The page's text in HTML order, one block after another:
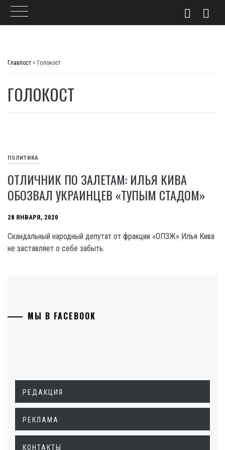
Главпост > Голокост
ГОЛОКОСТ
ПОЛИТИКА
ОТЛИЧНИК ПО ЗАЛЕТАМ: ИЛЬЯ КИВА
ОБОЗВАЛ УКРАИНЦЕВ «ТУПЫМ СТАДОМ»
28 ЯНВАРЯ, 2020
Скандальный народный депутат от фракции «ОПЗЖ» Илья Кива
не заставляет о себе забыть.
МЫ В FACEBOOK
РЕДАКЦИЯ
РЕКЛАМА
КОНТАКТЫ